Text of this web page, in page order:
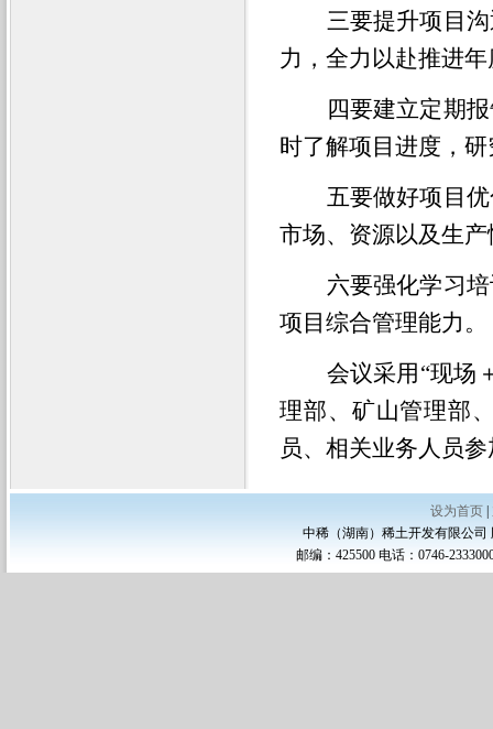
三要提升项目
力，全力以赴推进
四要建立定期
时了解项目进度，
五要做好项目
市场、资源以及生
六要强化学习
项目综合管理能力。
会议采用 “现场
理部、矿山管理部
员、相关业务人员参
设为首页
中稀（湖南）稀土开发有限公
邮编：425500 电话：0746-